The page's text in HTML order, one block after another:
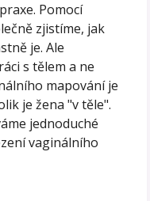
Pomocí
zjistíme, jak
je. Ale
s tělem a ne
mapování je
je žena "v těle".
jednoduché
vaginálního